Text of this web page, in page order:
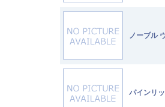
ノーブル
パインリ